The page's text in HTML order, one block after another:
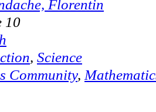
Florentin
10
, Science
Community,